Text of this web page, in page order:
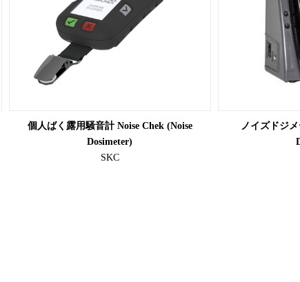
個人ばく露用騒音計 Noise Chek (Noise
Dosimeter)
SKC
ノイズドジ